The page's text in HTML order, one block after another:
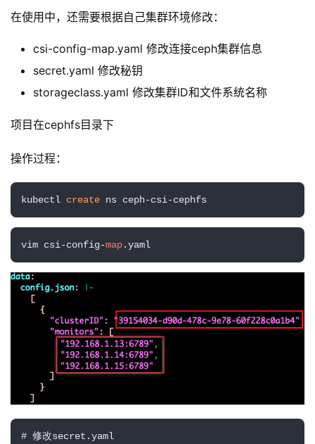
在使用中，还需要根据自己集群环境修改：
csi-config-map.yaml 修改连接ceph集群信息
secret.yaml 修改秘钥
storageclass.yaml 修改集群ID和文件系统名称
项目在cephfs目录下
操作过程：
kubectl create ns ceph-csi-cephfs
vim csi-config-map.yaml
# 修改secret.yaml